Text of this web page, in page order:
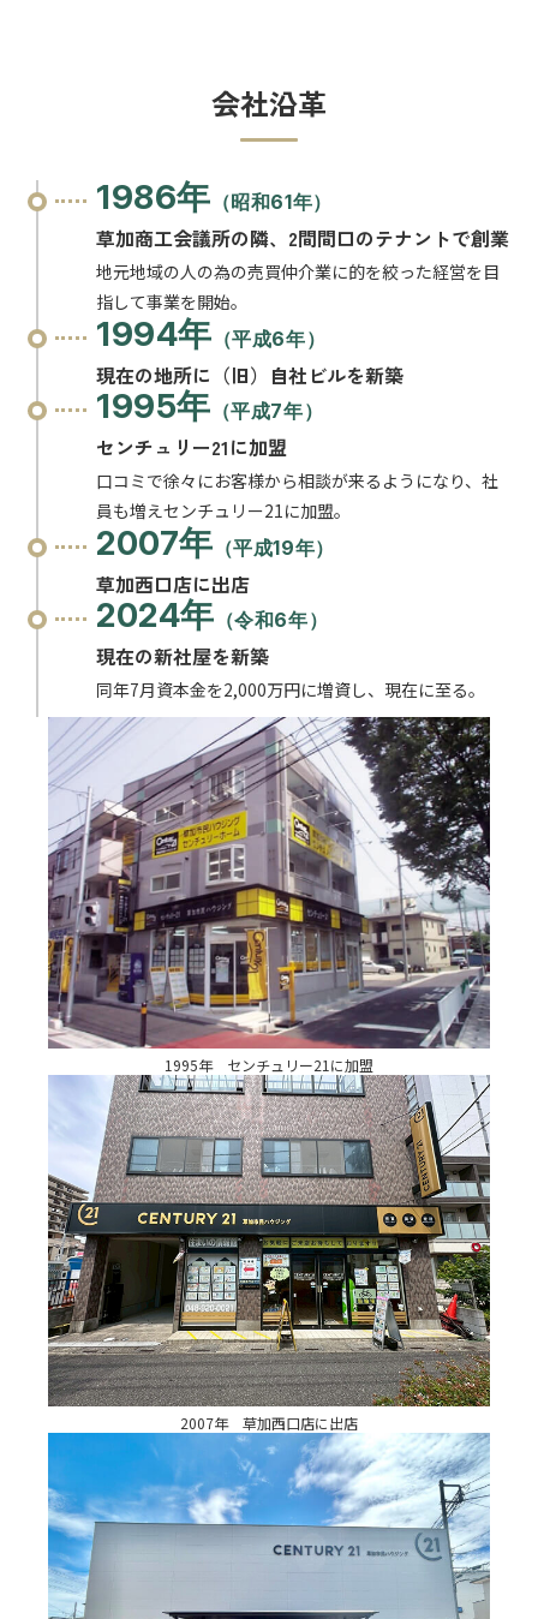
会社沿革
1986年 （昭和61年）
草加商工会議所の隣、2間間口のテナントで創業
地元地域の人の為の売買仲介業に的を絞った経営を目
指して事業を開始。
1994年 （平成6年）
現在の地所に（旧）自社ビルを新築
1995年 （平成7年）
センチュリー21に加盟
口コミで徐々にお客様から相談が来るようになり、社
員も増えセンチュリー21に加盟。
2007年 （平成19年）
草加西口店に出店
2024年 （令和6年）
現在の新社屋を新築
同年7月資本金を2,000万円に増資し、現在に至る。
1995年 センチュリー21に加盟
2007年 草加西口店に出店